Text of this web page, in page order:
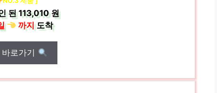
된113,010 원
까지도착
로가기